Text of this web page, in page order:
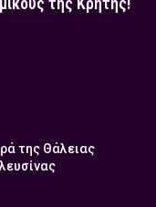
της Θάλειας